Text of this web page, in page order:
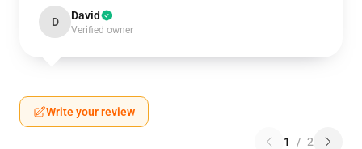
D David
Verified owner
Write your review
1 / 2